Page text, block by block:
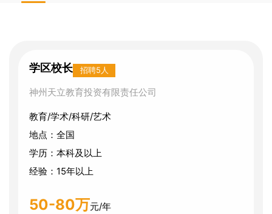
学区校长 招聘5人
神州天立教育投资有限责任公司
教育/学术/科研/艺术
地点：全国
学历：本科及以上
经验：15年以上
50-80万元/年